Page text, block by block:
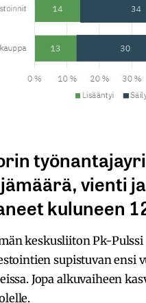
vienti
kuluneen
keskusliiton Pk-
supistuvan ensi
Jopa alkuvaiheen